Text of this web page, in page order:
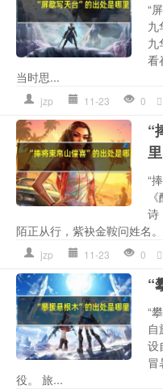
“
九
九
看
当时思...
jzp 11-23 0
“
里
“
诗
陌正从行，紫袂金鞍问姓名
jzp 11-23 0
“
“
自
设
冒
役。 旅...